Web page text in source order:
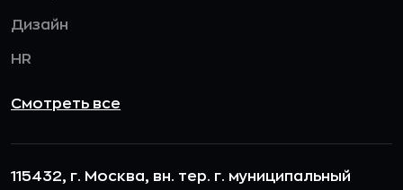
Дизайн
HR
Смотреть все
115432, г. Москва, вн. тер. г. муниципальный